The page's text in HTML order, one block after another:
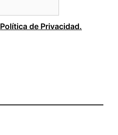
Política de Privacidad.